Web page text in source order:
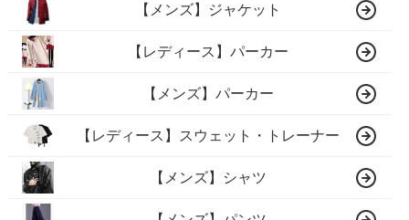
【メンズ】ジャケット
【レディース】パーカー
【メンズ】パーカー
【レディース】スウェット・トレーナー
【メンズ】シャツ